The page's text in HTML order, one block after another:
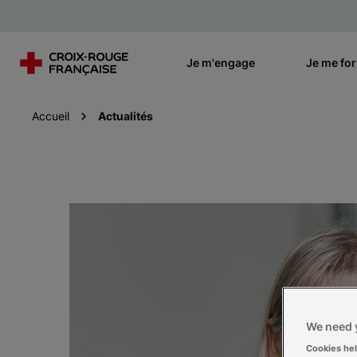
Je m'engage Je me
Accueil Actualités
We need
Cookies